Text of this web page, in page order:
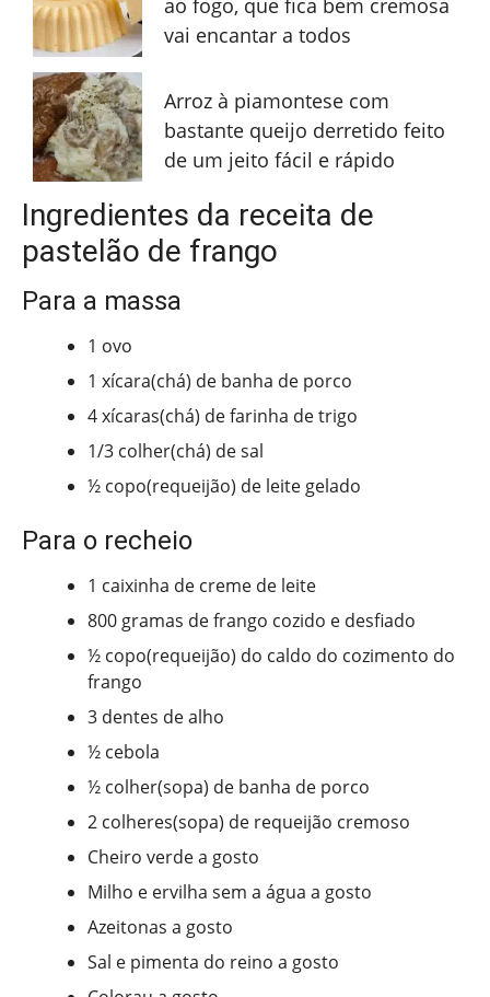
vai encantar a todos
Arroz à piamontese com
bastante queijo derretido feito
de um jeito fácil e rápido
Ingredientes da receita de
pastelão de frango
Para a massa
1 ovo
1 xícara(chá) de banha de porco
4 xícaras(chá) de farinha de trigo
1/3 colher(chá) de sal
½ copo(requeijão) de leite gelado
Para o recheio
1 caixinha de creme de leite
800 gramas de frango cozido e desfiado
½ copo(requeijão) do caldo do cozimento do
frango
3 dentes de alho
½ cebola
½ colher(sopa) de banha de porco
2 colheres(sopa) de requeijão cremoso
Cheiro verde a gosto
Milho e ervilha sem a água a gosto
Azeitonas a gosto
Sal e pimenta do reino a gosto